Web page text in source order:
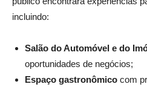
incluindo:
Salão do Automóvel e do
oportunidades de negócios;
Espaço gastronômico com